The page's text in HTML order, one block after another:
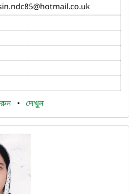
@hotmail.co.uk
• দেখুন